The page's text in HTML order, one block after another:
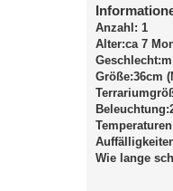
i
t
r
a
g
Anzahl: 1
Alter:ca 7
Geschlecht:m
Größe:36cm
Wie lange